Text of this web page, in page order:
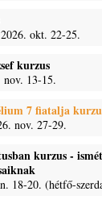
okt. 22-25.
kurzus
nov. 13-15.
7 fiatalja
nov. 27-29.
kurzus -
18-20. (hétfő-